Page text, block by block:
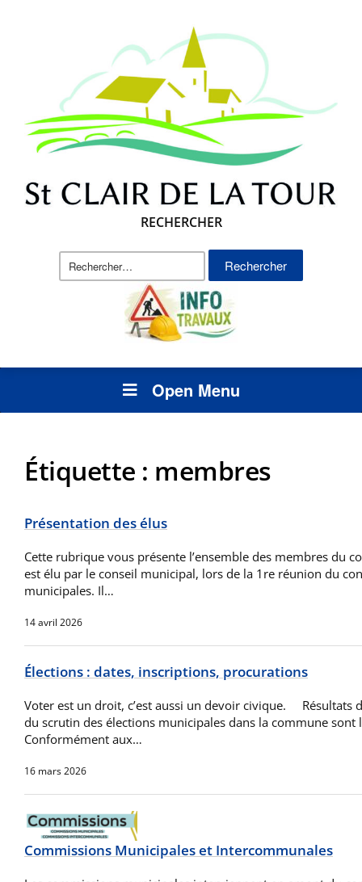
RECHERCHER
Rechercher :
Open Menu
Étiquette : membres
Présentation des élus
Cette rubrique vous présente l’ensemble des membres du
est élu par le conseil municipal, lors de la 1re réunion du
municipales. Il…
14 avril 2026
Élections : dates, inscriptions, procurations
Voter est un droit, c’est aussi un devoir civique. Résultats
du scrutin des élections municipales dans la commune sont
Conformément aux…
16 mars 2026
Commissions Municipales et Intercommunales